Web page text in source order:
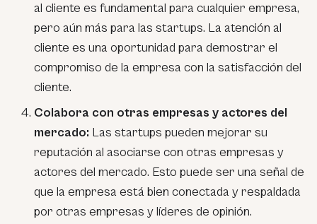
al cliente es fundamental para cualquier empresa,
pero aún más para las startups. La atención al
cliente es una oportunidad para demostrar el
compromiso de la empresa con la satisfacción del
cliente.
Colabora con otras empresas y actores del
mercado: Las startups pueden mejorar su
reputación al asociarse con otras empresas y
actores del mercado. Esto puede ser una señal de
que la empresa está bien conectada y respaldada
por otras empresas y líderes de opinión.